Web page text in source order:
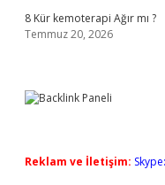
8 Kür kemoterapi Ağır mı ?
Temmuz 20, 2026
Reklam ve İletişim: